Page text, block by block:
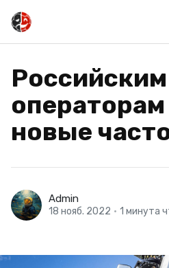
Российским
новые
Admin
18 нояб. 2022 • 1 минута